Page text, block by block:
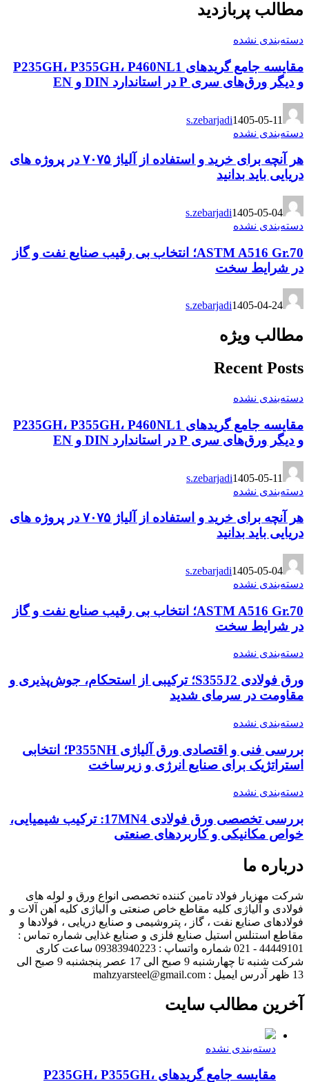
مطالب پربازدید
دسته‌بندی نشده
مقایسه جامع گریدهای P235GH، P355GH، P460NL1
و دیگر ورق‌های سری P در استاندارد DIN و EN
s.zebarjadi1405-05-11
دسته‌بندی نشده
هر آنچه برای خرید و استفاده از آلیاژ ۷۰۷۵ در پروژه های
دریایی باید بدانید
s.zebarjadi1405-05-04
دسته‌بندی نشده
ASTM A516 Gr.70؛ انتخاب بی رقیب صنایع نفت و گاز
در شرایط سخت
s.zebarjadi1405-04-24
مطالب ویژه
Recent Posts
دسته‌بندی نشده
مقایسه جامع گریدهای P235GH، P355GH، P460NL1
و دیگر ورق‌های سری P در استاندارد DIN و EN
s.zebarjadi1405-05-11
دسته‌بندی نشده
هر آنچه برای خرید و استفاده از آلیاژ ۷۰۷۵ در پروژه های
دریایی باید بدانید
s.zebarjadi1405-05-04
دسته‌بندی نشده
ASTM A516 Gr.70؛ انتخاب بی رقیب صنایع نفت و گاز
در شرایط سخت
دسته‌بندی نشده
ورق فولادی S355J2؛ ترکیبی از استحکام، جوش‌پذیری و
مقاومت در سرمای شدید
دسته‌بندی نشده
بررسی فنی و اقتصادی ورق آلیاژی P355NH؛ انتخابی
استراتژیک برای صنایع انرژی و زیرساخت
دسته‌بندی نشده
بررسی تخصصی ورق فولادی 17MN4: ترکیب شیمیایی،
خواص مکانیکی و کاربردهای صنعتی
درباره ما
شرکت مهزیار فولاد تامین کننده تخصصی انواع ورق و لوله های
فولادی و آلیاژی کلیه مقاطع خاص صنعتی و آلیاژی کلیه آهن آلات و
فولادهای صنایع نفت ، گاز ، پتروشیمی و صنایع دریایی ، فولادها و
مقاطع استنلس استیل صنایع فلزی و صنایع غذایی شماره تماس :
44449101 - 021 شماره واتساپ : 09383940223 ساعت کاری
شرکت شنبه تا چهارشنبه 9 صبح الی 17 عصر پنجشنبه 9 صبح الی
13 ظهر آدرس ایمیل : mahzyarsteel@gmail.com
آخرین مطالب سایت
دسته‌بندی نشده
مقایسه جامع گریدهای P235GH، P355GH،